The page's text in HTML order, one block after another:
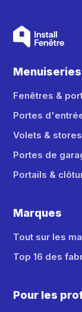
Menuiseries
Fenêtres &
Portes
Volets & stores
Portes de
Portails &
Marques
Tout sur les
Top 16 des
Pour les